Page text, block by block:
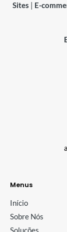
Sites
E-
Menus
Início
Sobre Nós